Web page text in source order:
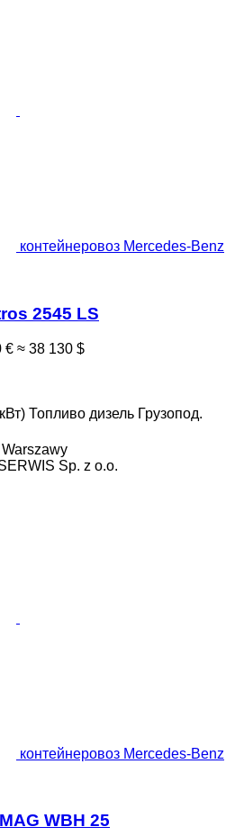
контейнеровоз Mercedes-Benz
2545 LS
€ ≈ 38 130 $
Топливо дизель Грузопод.
Sp. z o.o.
контейнеровоз Mercedes-Benz
WBH 25